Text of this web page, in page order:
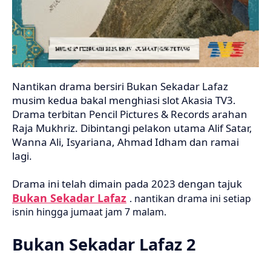
Nantikan drama bersiri Bukan Sekadar Lafaz
musim kedua bakal menghiasi slot Akasia TV3.
Drama terbitan Pencil Pictures & Records arahan
Raja Mukhriz. Dibintangi pelakon utama Alif Satar,
Wanna Ali, Isyariana, Ahmad Idham dan ramai
lagi.
Drama ini telah dimain pada 2023 dengan tajuk
Bukan Sekadar Lafaz . nantikan drama ini setiap
isnin hingga jumaat jam 7 malam.
Bukan Sekadar Lafaz 2